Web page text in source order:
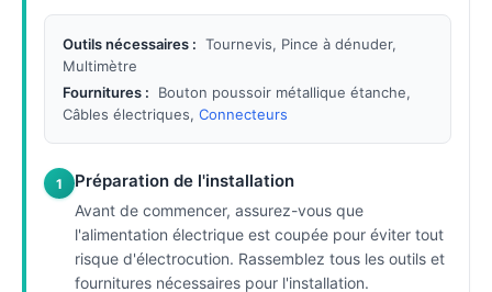
Outils nécessaires : Tournevis, Pince à dénuder,
Multimètre
Fournitures :
Bouton poussoir métallique étanche,
Câbles électriques, Connecteurs
1 Préparation de l'installation
Avant de commencer, assurez-vous que
l'alimentation électrique est coupée pour éviter tout
risque d'électrocution. Rassemblez tous les outils et
fournitures nécessaires pour l'installation.